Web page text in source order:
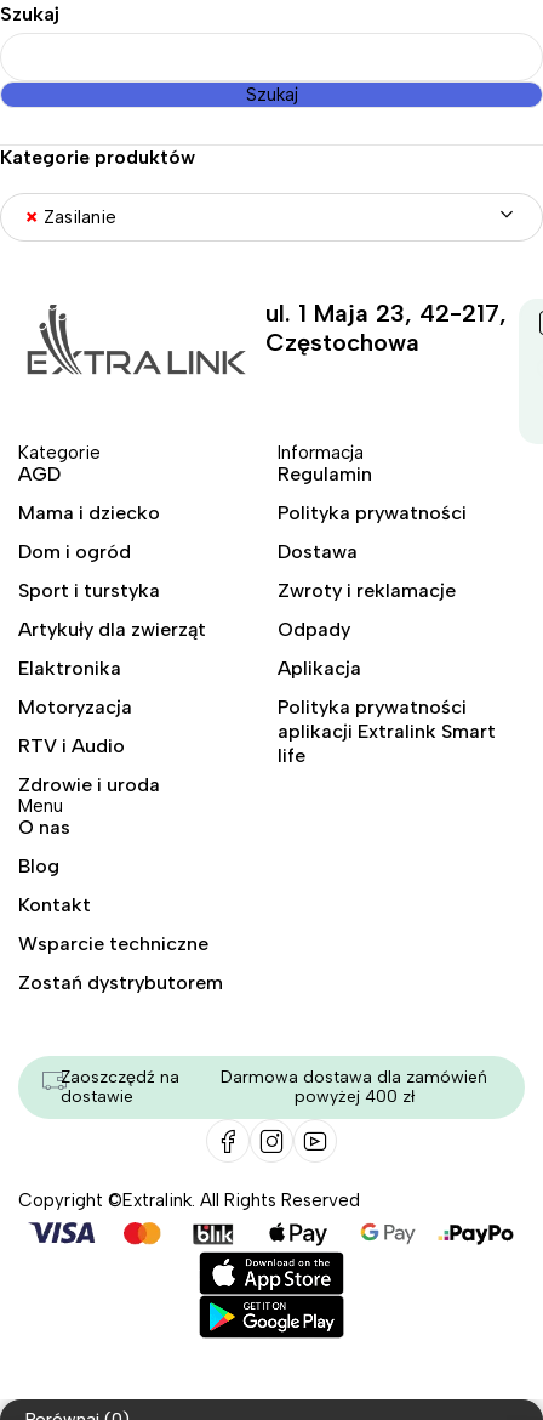
Szukaj
Szukaj
Kategorie produktów
× Zasilanie
ul. 1 Maja 23, 42-217,
Częstochowa
Kategorie
AGD
Mama i dziecko
Dom i ogród
Sport i turstyka
Artykuły dla zwierząt
Elaktronika
Motoryzacja
RTV i Audio
Zdrowie i uroda
Informacja
Regulamin
Polityka prywatności
Dostawa
Zwroty i reklamacje
Odpady
Aplikacja
Polityka prywatności
aplikacji Extralink Smart
life
Menu
O nas
Blog
Kontakt
Wsparcie techniczne
Zostań dystrybutorem
Zaoszczędź na
dostawie
Darmowa dostawa dla zamówień
powyżej 400 zł
Copyright ©Extralink. All Rights Reserved